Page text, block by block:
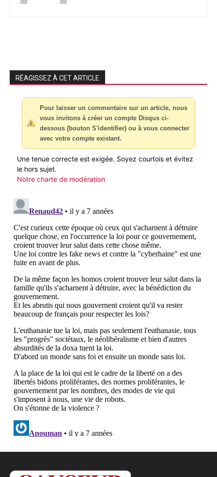
RÉAGISSEZ À CET ARTICLE
Pour laisser un commentaire sur un article, nous
vous invitons à créer un compte Disqus ci-
dessous (bouton S'identifier) ou à vous connecter
avec votre compte existant.
Une tenue correcte est exigée. Soyez courtois et évitez
le hors sujet.
Notre charte de modération